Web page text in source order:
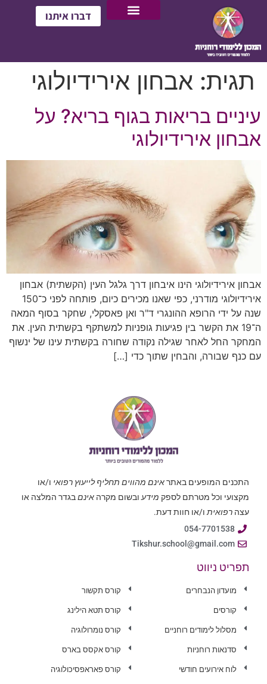
דברו איתנו
תגית: אבחון אירידיולוגי
עיניים בריאות בגוף בריא? על
אבחון אירידיולוגי
אבחון אירידיולוגי הינו איבחון דרך גלגל העין (הקשתית) אבחון
אירידיולוגי מודרני, כפי שאנו מכירים כיום, פותחה לפני כ־150
שנה על ידי הרופא ההונגרי ד"ר ואן פאסקלי, שחקר בסוף המאה
ה־19 את הקשר בין פגיעות גופניות למשתקף בקשתית העין. את
המחקר החל לאחר שגילה נקודה שחורה בקשתית עינו של ינשוף
עם כנף שבורה, והבחין שתוך כדי […]
התכנים המופעים באתראינם מהווים תחליף לייעוץ רפואי ו/או
מקצועי וכל מטרתם לספק מידע ובשום מקרה אינםבגדר המלצה או
עצה רפואית ו/או חוות דעת.
054-7701538
Tikshur.school@gmail.com
תפריט ניווט
מועדון הנבחרים
קורסים
מסלול לימודים רוחניים
סדנאות רוחניות
לוח אירועים חודשי
קורס תקשור
קורס תטא הילינג
קורס נומרולוגיה
קורס אקסס בארס
קורס פאראפסיכולוגיה